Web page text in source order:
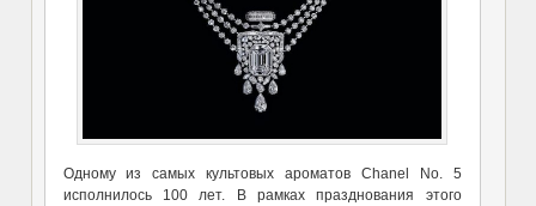
Одному из самых культовых ароматов Chanel No. 5
исполнилось 100 лет. В рамках празднования этого